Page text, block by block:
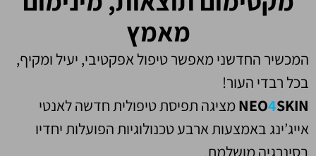
מאמץ
המכשיר החדשני מאפשר טיפול אפקטיבי, יעיל ומקיף,
בכל רבדי העור!
NEO4SKIN
מציגה תפיסת טיפולית חדשה לאנטי
אייג’ינג באמצעות ארבע טכנולוגיות הפועלות יחדיו
בסינרגיה מושלמת.